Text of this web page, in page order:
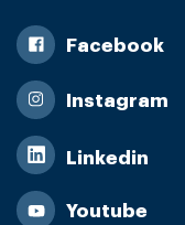
Facebook
Instagram
Linkedin
Youtube